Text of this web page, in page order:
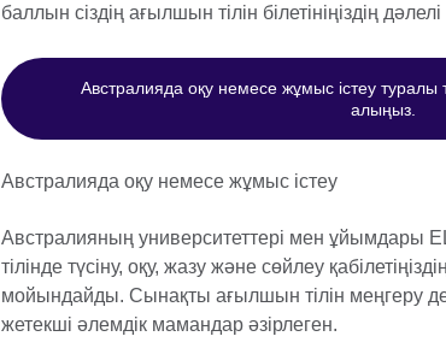
баллын сіздің ағылшын тілін білетініңіздің
Австралияда оқу немесе жұмыс істеу туралы
алыңыз.
Австралияда оқу немесе жұмыс істеу
Австралияның университеттері мен ұйымдары
тілінде түсіну, оқу, жазу және сөйлеу
мойындайды. Сынақты ағылшын тілін меңгеру
жетекші әлемдік мамандар әзірлеген.